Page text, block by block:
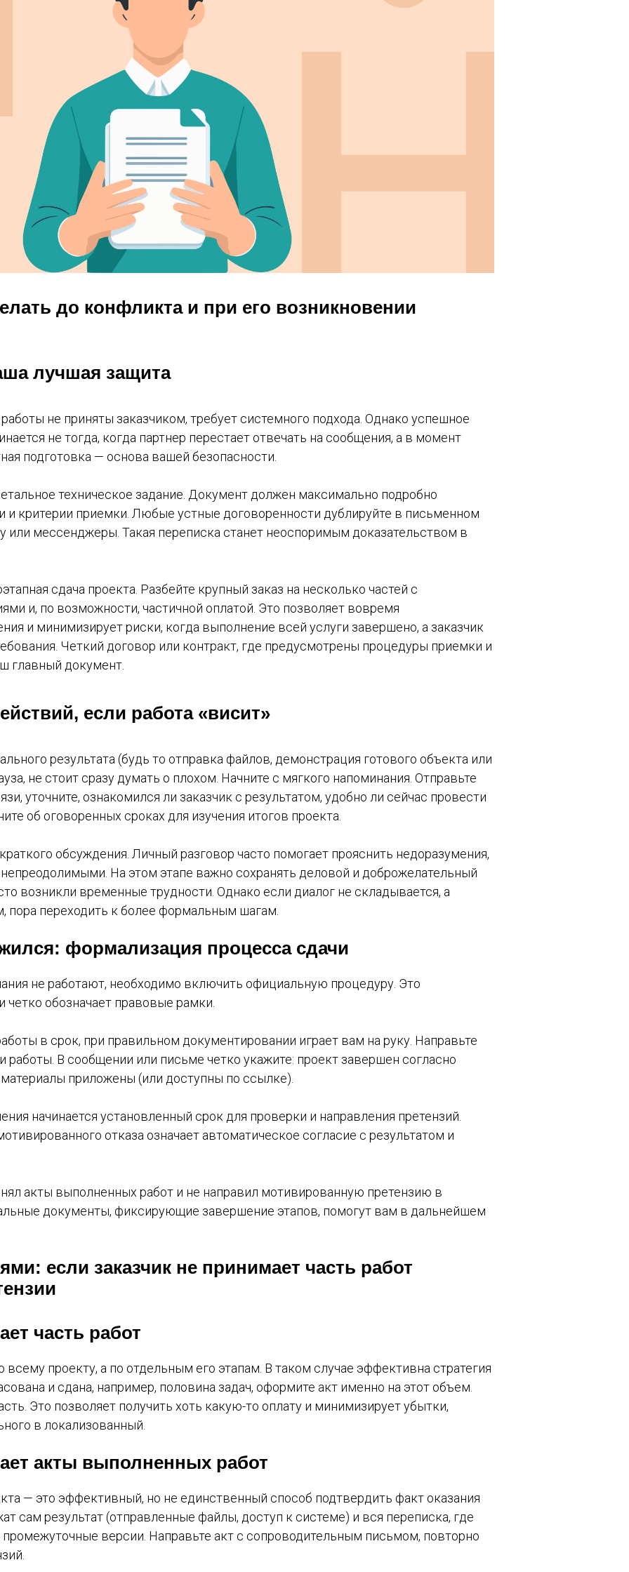
до конфликта и при его возникновении
лучшая защита
не приняты заказчиком, требует системного подхода. Однако успешное
не тогда, когда партнер перестает отвечать на сообщения, а в момент
подготовка — основа вашей безопасности.
техническое задание. Документ должен максимально подробно
и критерии приемки. Любые устные договоренности дублируйте в письменном
или мессенджеры. Такая переписка станет неоспоримым доказательством в
сдача проекта. Разбейте крупный заказ на несколько частей с
и, по возможности, частичной оплатой. Это позволяет вовремя
и минимизирует риски, когда выполнение всей услуги завершено, а заказчик
Четкий договор или контракт, где предусмотрены процедуры приемки и
главный документ.
если работа «висит»
результата (будь то отправка файлов, демонстрация готового объекта или
не стоит сразу думать о плохом. Начните с мягкого напоминания. Отправьте
уточните, ознакомился ли заказчик с результатом, удобно ли сейчас провести
об оговоренных сроках для изучения итогов проекта.
обсуждения. Личный разговор часто помогает прояснить недоразумения,
На этом этапе важно сохранять деловой и доброжелательный
возникли временные трудности. Однако если диалог не складывается, а
пора переходить к более формальным шагам.
формализация процесса сдачи
не работают, необходимо включить официальную процедуру. Это
обозначает правовые рамки.
в срок, при правильном документировании играет вам на руку. Направьте
работы. В сообщении или письме четко укажите: проект завершен согласно
приложены (или доступны по ссылке).
начинается установленный срок для проверки и направления претензий.
отказа означает автоматическое согласие с результатом и
акты выполненных работ и не направил мотивированную претензию в
документы, фиксирующие завершение этапов, помогут вам в дальнейшем
если заказчик не принимает часть работ
часть работ
проекту, а по отдельным его этапам. В таком случае эффективна стратегия
и сдана, например, половина задач, оформите акт именно на этот объем.
Это позволяет получить хоть какую-то оплату и минимизирует убытки,
в локализованный.
акты выполненных работ
— это эффективный, но не единственный способ подтвердить факт оказания
сам результат (отправленные файлы, доступ к системе) и вся переписка, где
промежуточные версии. Направьте акт с сопроводительным письмом, повторно